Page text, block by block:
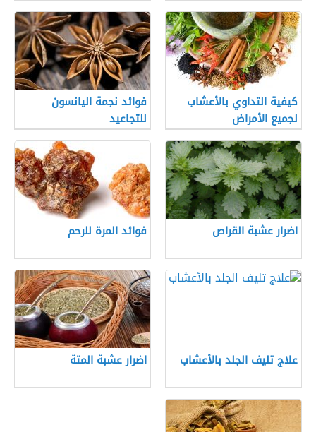
كيفية التداوي بالأعشاب
لجميع الأمراض
فوائد نجمة اليانسون
للتجاعيد
اضرار عشبة القراص فوائد المرة للرحم
علاج تليف الجلد بالأعشاب اضرار عشبة المتة